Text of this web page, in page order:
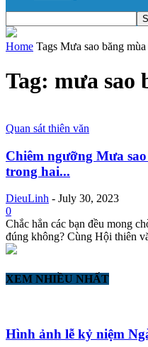
Home Tags Mưa sao băng mùa
Tag: mưa sao
Quan sát thiên văn
Chiêm ngưỡng Mưa
trong hai...
DieuLinh - July 30, 2023
0
Chắc hẳn các bạn đều mong
đúng không? Cùng Hội thiên
XEM NHIỀU NHẤT
Hình ảnh lễ kỷ niệm